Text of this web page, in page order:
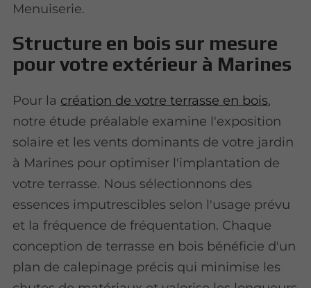
Menuiserie.
Structure en bois sur mesure
pour votre extérieur à Marines
Pour la création de votre terrasse en bois,
notre étude préalable examine l'exposition
solaire et les vents dominants de votre jardin
à Marines pour optimiser l'implantation de
votre terrasse. Nous sélectionnons des
essences imputrescibles selon l'usage prévu
et la fréquence de fréquentation. Chaque
conception de terrasse en bois bénéficie d'un
plan de calepinage précis qui minimise les